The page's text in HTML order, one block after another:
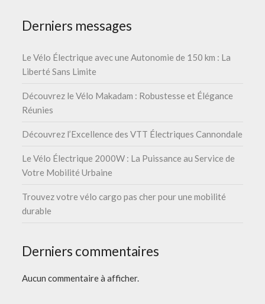
Derniers messages
Le Vélo Électrique avec une Autonomie de 150 km : La
Liberté Sans Limite
Découvrez le Vélo Makadam : Robustesse et Élégance
Réunies
Découvrez l’Excellence des VTT Électriques Cannondale
Le Vélo Électrique 2000W : La Puissance au Service de
Votre Mobilité Urbaine
Trouvez votre vélo cargo pas cher pour une mobilité
durable
Derniers commentaires
Aucun commentaire à afficher.